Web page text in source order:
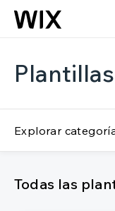
Explorar
Todas las